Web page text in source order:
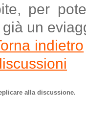
per
già un
indietro
alla discussione.